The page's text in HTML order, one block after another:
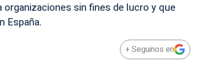
organizaciones sin fines de lucro y que
España.
+ Seguinos en